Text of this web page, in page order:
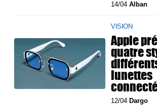
14/04Alban
VISION
Apple
quatre
lunettes
12/04 Dargo